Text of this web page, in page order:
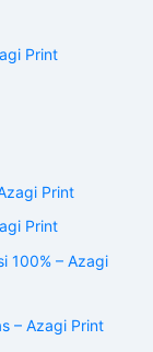
Print
Print
Print
100% – Azagi
– Azagi Print